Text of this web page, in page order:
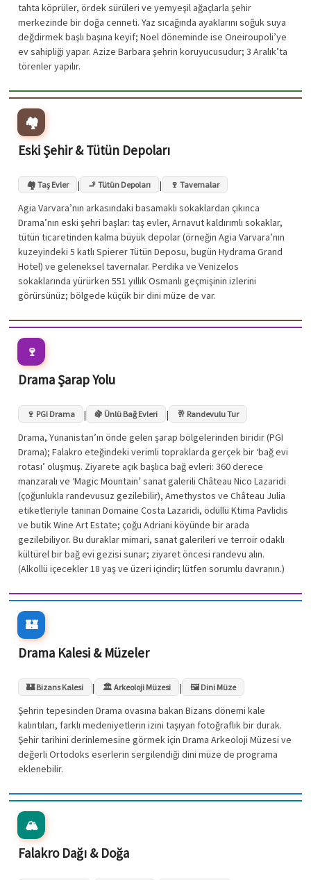
tahta köprüler, ördek sürüleri ve yemyeşil ağaçlarla şehir
merkezinde bir doğa cenneti. Yaz sıcağında ayaklarını soğuk suya
değdirmek başlı başına keyif; Noel döneminde ise Oneiroupoli’ye
ev sahipliği yapar. Azize Barbara şehrin koruyucusudur; 3 Aralık’ta
törenler yapılır.
🏘️
Eski Şehir & Tütün Depoları
🏘️ Taş Evler | 🚬 Tütün Depoları | 🍷 Tavernalar
Agia Varvara’nın arkasındaki basamaklı sokaklardan çıkınca
Drama’nın eski şehri başlar: taş evler, Arnavut kaldırımlı sokaklar,
tütün ticaretinden kalma büyük depolar (örneğin Agia Varvara’nın
kuzeyindeki 5 katlı Spierer Tütün Deposu, bugün Hydrama Grand
Hotel) ve geleneksel tavernalar. Perdika ve Venizelos
sokaklarında yürürken 551 yıllık Osmanlı geçmişinin izlerini
görürsünüz; bölgede küçük bir dini müze de var.
🍷
Drama Şarap Yolu
🍷 PGI Drama | 🍇 Ünlü Bağ Evleri | 🥂 Randevulu Tur
Drama, Yunanistan’ın önde gelen şarap bölgelerinden biridir (PGI
Drama); Falakro eteğindeki verimli topraklarda gerçek bir ‘bağ evi
rotası’ oluşmuş. Ziyarete açık başlıca bağ evleri: 360 derece
manzaralı ve ‘Magic Mountain’ sanat galerili Château Nico Lazaridi
(çoğunlukla randevusuz gezilebilir), Amethystos ve Château Julia
etiketleriyle tanınan Domaine Costa Lazaridi, ödüllü Ktima Pavlidis
ve butik Wine Art Estate; çoğu Adriani köyünde bir arada
gezilebiliyor. Bu duraklar mimari, sanat galerileri ve terroir odaklı
kültürel bir bağ evi gezisi sunar; ziyaret öncesi randevu alın.
(Alkollü içecekler 18 yaş ve üzeri içindir; lütfen sorumlu davranın.)
🏰
Drama Kalesi & Müzeler
🏰 Bizans Kalesi | 🏛️ Arkeoloji Müzesi | 🖼️ Dini Müze
Şehrin tepesinden Drama ovasına bakan Bizans dönemi kale
kalıntıları, farklı medeniyetlerin izini taşıyan fotoğraflık bir durak.
Şehir tarihini derinlemesine görmek için Drama Arkeoloji Müzesi ve
değerli Ortodoks eserlerin sergilendiği dini müze de programa
eklenebilir.
🏔️
Falakro Dağı & Doğa